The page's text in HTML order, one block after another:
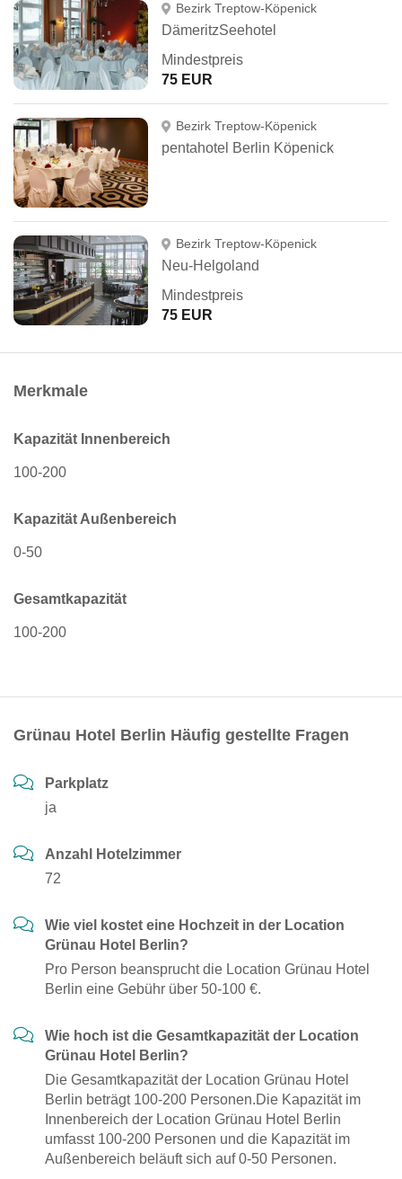
Bezirk Treptow-Köpenick
DämeritzSeehotel
Mindestpreis
75 EUR
Bezirk Treptow-Köpenick
pentahotel Berlin Köpenick
Bezirk Treptow-Köpenick
Neu-Helgoland
Mindestpreis
75 EUR
Merkmale
Kapazität Innenbereich
100-200
Kapazität Außenbereich
0-50
Gesamtkapazität
100-200
Grünau Hotel Berlin Häufig gestellte Fragen
Parkplatz
ja
Anzahl Hotelzimmer
72
Wie viel kostet eine Hochzeit in der Location
Grünau Hotel Berlin?
Pro Person beansprucht die Location Grünau Hotel
Berlin eine Gebühr über 50-100 €.
Wie hoch ist die Gesamtkapazität der Location
Grünau Hotel Berlin?
Die Gesamtkapazität der Location Grünau Hotel
Berlin beträgt 100-200 Personen.Die Kapazität im
Innenbereich der Location Grünau Hotel Berlin
umfasst 100-200 Personen und die Kapazität im
Außenbereich beläuft sich auf 0-50 Personen.